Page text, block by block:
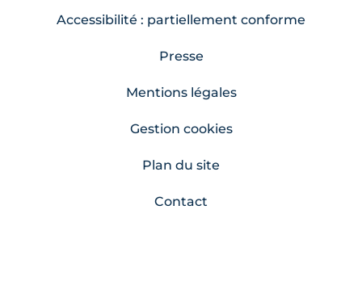
Accessibilité : partiellement conforme
Presse
Mentions légales
Gestion cookies
Plan du site
Contact